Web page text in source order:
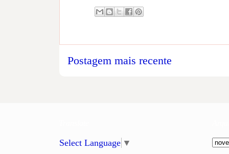
Postagem mais recente
Select Language ▼